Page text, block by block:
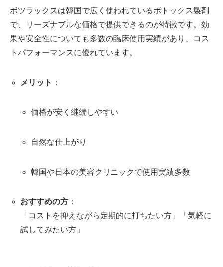
ボツラックスは韓国で広く使われているボトックス製剤
で、リーズナブルな価格で提供できるのが特徴です。効
果や安全性についても多数の臨床使用実績があり、コス
トパフォーマンスに優れています。
メリット ：
価格が安く継続しやすい
自然な仕上がり
韓国や日本の美容クリニックで使用実績多数
おすすめの方：
「コストを抑えながら定期的に打ちたい方」「気軽に
試してみたい方」